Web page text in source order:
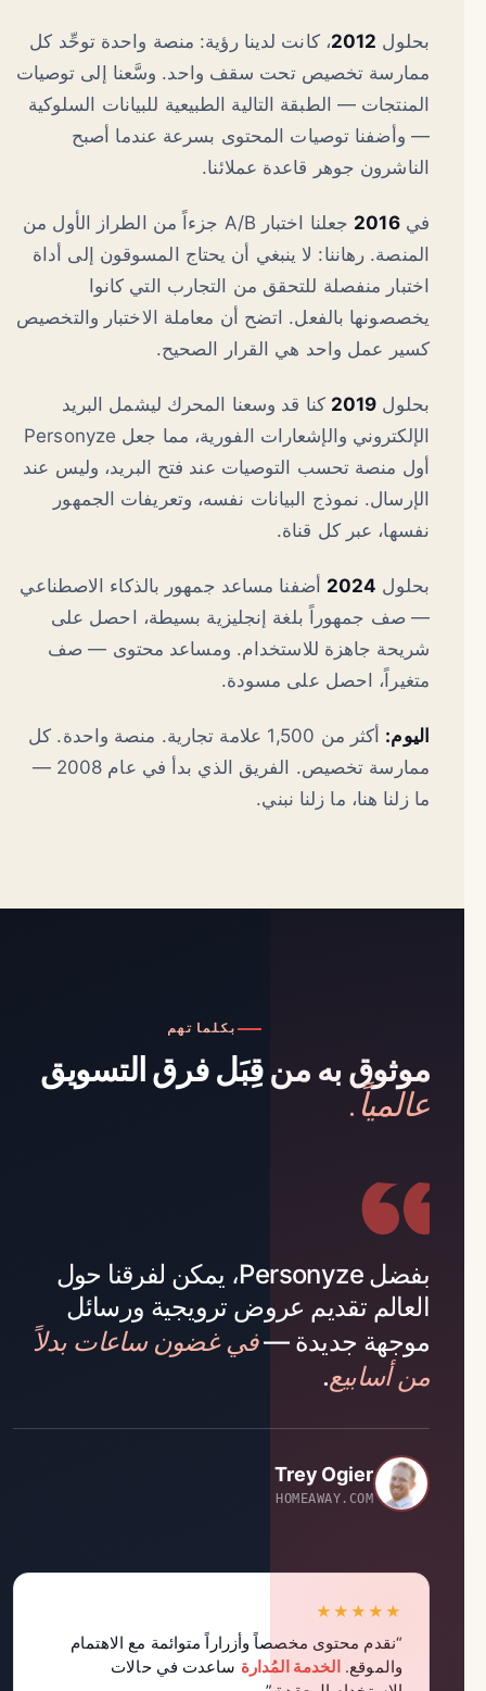
بحلول2012، كانت لدينا رؤية: منصة واحدة توحِّد كل
ممارسة تخصيص تحت سقف واحد. وسَّعنا إلى توصيات
المنتجات — الطبقة التالية الطبيعية للبيانات السلوكية
— وأضفنا توصيات المحتوى بسرعة عندما أصبح
الناشرون جوهر قاعدة عملائنا.
في2016
جعلنا اختبار A/B جزءاً من الطراز الأول من
المنصة. رهاننا: لا ينبغي أن يحتاج المسوقون إلى أداة
اختبار منفصلة للتحقق من التجارب التي كانوا
يخصصونها بالفعل. اتضح أن معاملة الاختبار والتخصيص
كسير عمل واحد هي القرار الصحيح.
بحلول2019كنا قد وسعنا المحرك ليشمل البريد
الإلكتروني والإشعارات الفورية، مما جعل Personyze
أول منصة تحسب التوصيات عند فتح البريد، وليس عند
الإرسال. نموذج البيانات نفسه، وتعريفات الجمهور
نفسها، عبر كل قناة.
بحلول2024أضفنا مساعد جمهور بالذكاء الاصطناعي
— صف جمهوراً بلغة إنجليزية بسيطة، احصل على
شريحة جاهزة للاستخدام. ومساعد محتوى — صف
متغيراً، احصل على مسودة.
اليوم:
أكثر من 1,500 علامة تجارية. منصة واحدة. كل
ممارسة تخصيص. الفريق الذي بدأ في عام 2008 —
ما زلنا هنا، ما زلنا نبني.
بكلماتهم
موثوق به من قِبَل فرق التسويق
عالمياً.
بفضل Personyze، يمكن لفرقنا حول
العالم تقديم عروض ترويجية ورسائل
موجهة جديدة —في غضون ساعات بدلاً
من أسابيع.
Trey Ogier
HOMEAWAY.COM
★★★★★
“نقدم محتوى مخصصاً وأزراراً متوائمة مع الاهتمام
والموقع.الخدمة المُدارة ساعدت في حالات